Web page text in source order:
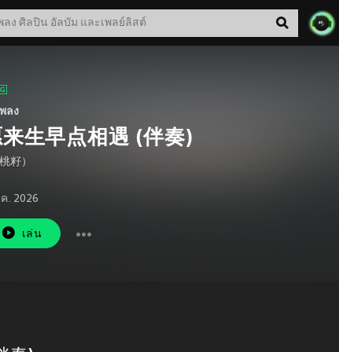
ลง
生早点相遇 (伴奏)
籽）
. 2026
เล่น